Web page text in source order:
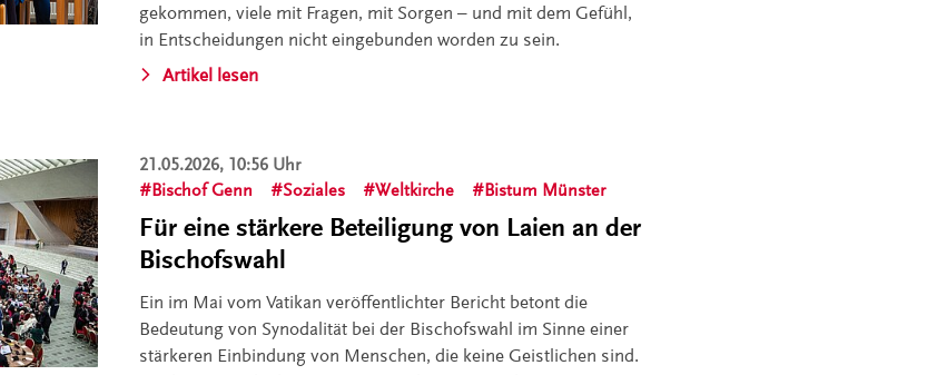
gekommen, viele mit Fragen, mit Sorgen – und mit dem Gefühl,
in Entscheidungen nicht eingebunden worden zu sein.
Artikel lesen
21.05.2026, 10:56 Uhr
Bischof Genn
Soziales Weltkirche Bistum Münster
Für eine stärkere Beteiligung von Laien an der
Bischofswahl
Ein im Mai vom Vatikan veröffentlichter Bericht betont die
Bedeutung von Synodalität bei der Bischofswahl im Sinne einer
stärkeren Einbindung von Menschen, die keine Geistlichen sind.